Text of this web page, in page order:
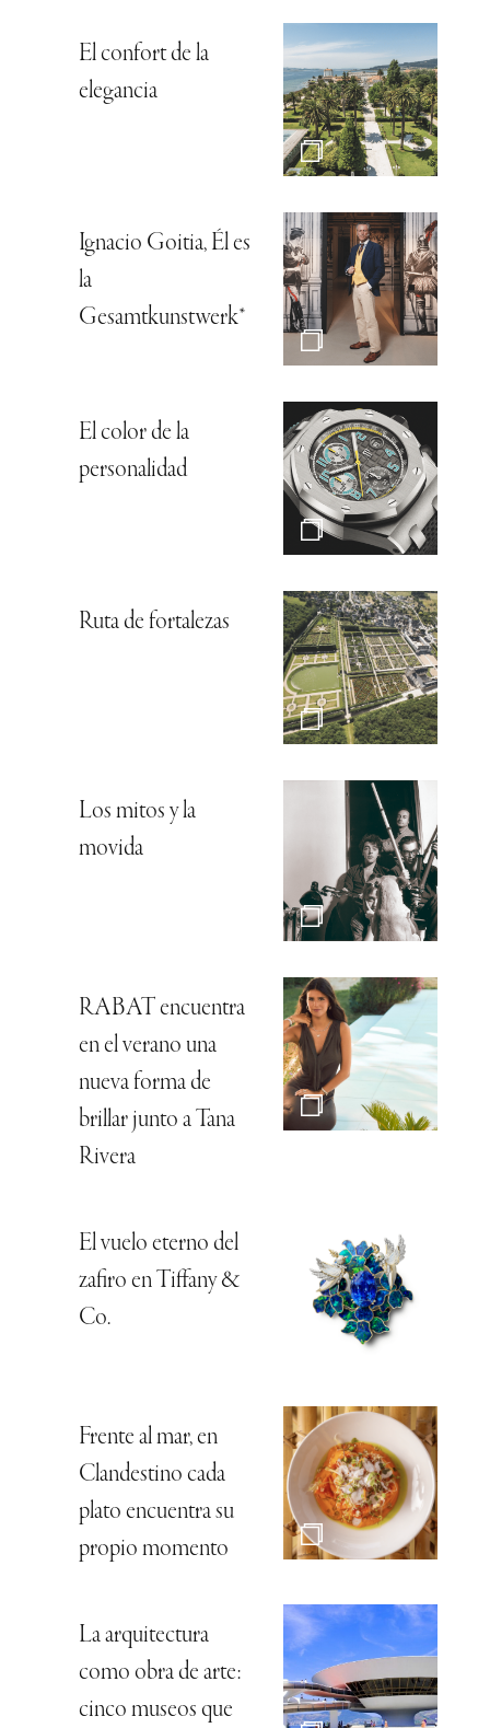
El confort de la
elegancia
Ignacio Goitia, Él es
la
Gesamtkunstwerk*
El color de la
personalidad
Ruta de fortalezas
Los mitos y la
movida
RABAT encuentra
en el verano una
nueva forma de
brillar junto a Tana
Rivera
El vuelo eterno del
zafiro en Tiffany &
Co.
Frente al mar, en
Clandestino cada
plato encuentra su
propio momento
La arquitectura
como obra de arte:
cinco museos que